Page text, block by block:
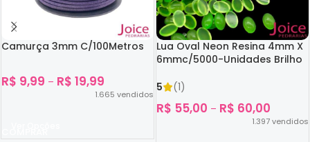
Camurça 3mm C/100Metros
R$ 9,99 – R$ 19,99
1.665 vendidos
Lua Oval Neon Resina 4mm X
6mmc/5000-Unidades Brilho
5
(1)
R$ 55,00 – R$ 60,00
1.397vendidos